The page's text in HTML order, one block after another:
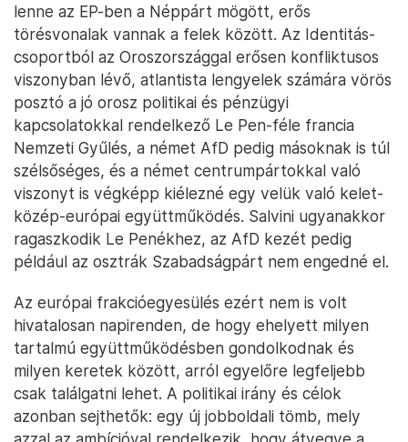
lenne az EP-ben a Néppárt mögött, erős
törésvonalak vannak a felek között. Az Identitás-
csoportból az Oroszországgal erősen konfliktusos
viszonyban lévő, atlantista lengyelek számára vörös
posztó a jó orosz politikai és pénzügyi
kapcsolatokkal rendelkező Le Pen-féle francia
Nemzeti Gyűlés, a német AfD pedig másoknak is túl
szélsőséges, és a német centrumpártokkal való
viszonyt is végképp kiélezné egy velük való kelet-
közép-európai együttműködés. Salvini ugyanakkor
ragaszkodik Le Penékhez, az AfD kezét pedig
például az osztrák Szabadságpárt nem engedné el.
Az európai frakcióegyesülés ezért nem is volt
hivatalosan napirenden, de hogy ehelyett milyen
tartalmú együttműködésben gondolkodnak és
milyen keretek között, arról egyelőre legfeljebb
csak találgatni lehet. A politikai irány és célok
azonban sejthetők: egy új jobboldali tömb, mely